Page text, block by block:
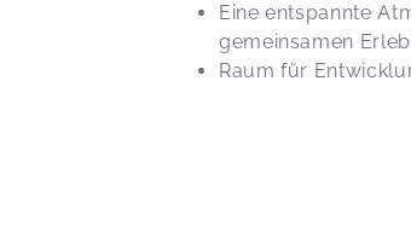
Eine entspannte
gemeinsamen
Raum für